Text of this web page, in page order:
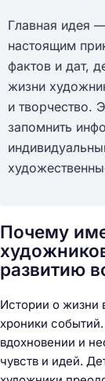
Главная идея
настоящим
фактов и дат,
жизни
и творчество.
запомнить
Почему
развитию
Истории о жизни
хроники
вдохновении и
чувств и идей.